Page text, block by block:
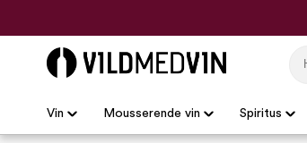
Vin Mousserende vin Spiritus